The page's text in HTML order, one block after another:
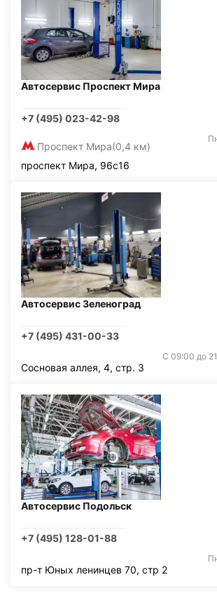
Автосервис Проспект Мира
+7 (495) 023-42-98
Проспект Мира(0,4 км)
проспект Мира, 96с16
Автосервис Зеленоград
+7 (495) 431-00-33
С 09:00 до
Сосновая аллея, 4, стр. 3
Автосервис Подольск
+7 (495) 128-01-88
пр-т Юных ленинцев 70, стр 2